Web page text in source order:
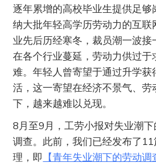
逐年累增的高校毕业生提供足够
纳大批年轻高学历劳动力的互
业先后历经寒冬，裁员潮一波
在各个行业蔓延，劳动力供过于
难。年轻人曾寄望于通过升学获
活，这一寄望在经济不景气、劳
下，越来越难以兑现。
8月至9月，工劳小报对失业潮
调查。此前，我们已经发布了
理，即
【青年失业潮下的劳动